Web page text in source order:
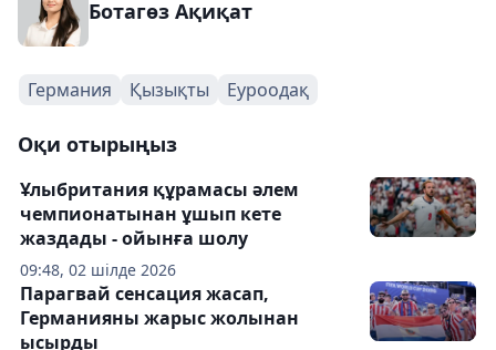
Ботагөз Ақиқат
Германия Қызықты Еуроодақ
Оқи отырыңыз
09:48, 02 шілде 2026
Ұлыбритания құрамасы әлем
чемпионатынан ұшып кете
жаздады - ойынға шолу
Парагвай сенсация жасап,
Германияны жарыс жолынан
ысырды